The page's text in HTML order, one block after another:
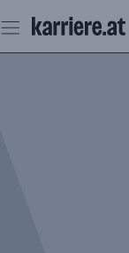
Seiteninhalt
springen